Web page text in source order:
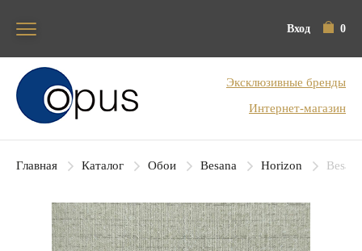
Вход 0
Блок поиска
Эксклюзивные бренды
Интернет-магазин
Главная Каталог Обои Besana Horizon